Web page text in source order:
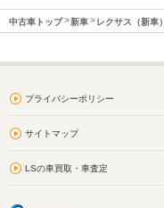
中古車トップ 新車 レクサス（新車）
プライバシーポリシー
サイトマップ
LSの車買取・車査定